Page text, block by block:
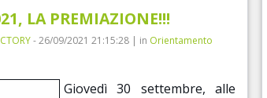
LA PREMIAZIONE!!!
- 26/09/2021 21:15:28 | in Orientamento
Giovedì 30 settembre, alle